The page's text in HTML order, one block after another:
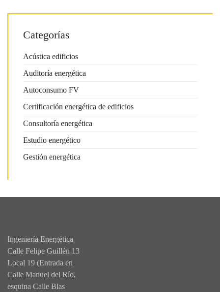
Categorías
Acústica edificios
Auditoría energética
Autoconsumo FV
Certificación energética de edificios
Consultoría energética
Estudio energético
Gestión energética
Ingeniería Energética
Calle Felipe Guillén 13
Local 19 (Entrada en
Calle Manuel del Río,
esquina Calle Blas